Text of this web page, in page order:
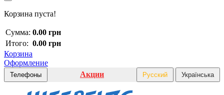
Корзина пуста!
Сумма: 0.00 грн
Итого: 0.00 грн
Корзина
Оформление
Телефоны Акции Русский Українська